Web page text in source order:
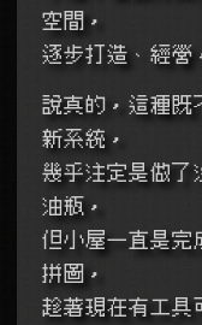
空間，
逐步打造、經營
說真的，這種既
新系統，
幾乎注定是做了
油瓶，
但小屋一直是完
拼圖，
趁著現在有工具